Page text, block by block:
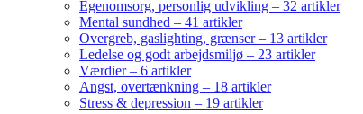
Egenomsorg, personlig udvikling – 32 artikler
Mental sundhed – 41 artikler
Overgreb, gaslighting, grænser – 13 artikler
Ledelse og godt arbejdsmiljø – 23 artikler
Værdier – 6 artikler
Angst, overtænkning – 18 artikler
Stress & depression – 19 artikler